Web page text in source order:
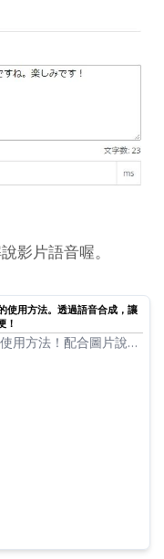
影片語音喔。
用方法。透過語音合成，讓
！
用方法！配合圖片說明